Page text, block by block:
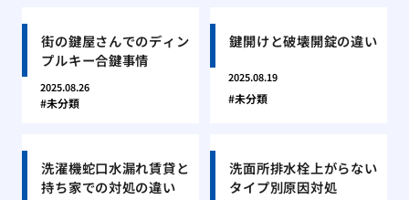
街の鍵屋さんでのディン
プルキー合鍵事情
2025.08.26
未分類
鍵開けと破壊開錠の違い
2025.08.19
未分類
洗濯機蛇口水漏れ賃貸と
持ち家での対処の違い
洗面所排水栓上がらない
タイプ別原因対処